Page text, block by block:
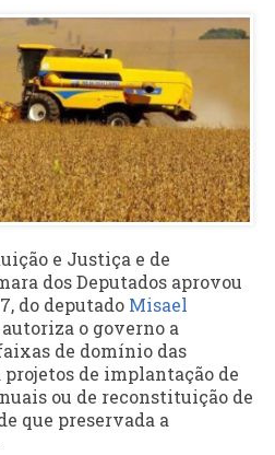
e Justiça e de
dos Deputados aprovou
do deputado Misael
autoriza o governo a
de domínio das
de implantação de
ou de reconstituição de
que preservada a